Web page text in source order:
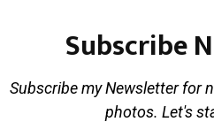
Subscribe
Subscribe my Newsletter for
photos. Let's